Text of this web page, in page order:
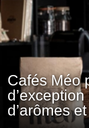
Cafés Méo
d’arômes